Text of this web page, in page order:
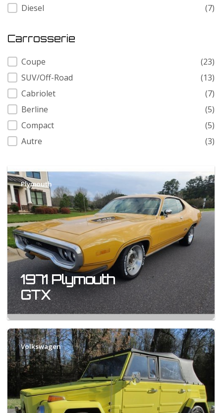
Diesel
(7)
Carrosserie
Carrosserie
Coupe
(23)
SUV/Off-Road
(13)
Cabriolet
(7)
Berline
(5)
Compact
(5)
Autre
(3)
Plymouth
1971 Plymouth
GTX
Volkswagen